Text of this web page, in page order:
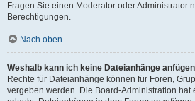
Fragen Sie einen Moderator oder Administrator
Berechtigungen.
Nach oben
Weshalb kann ich keine Dateianhänge
Rechte für Dateianhänge können für Foren,
vergeben werden. Die Board-Administration hat